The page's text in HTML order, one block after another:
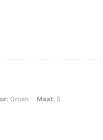
Maat: S
Groen Maat: S